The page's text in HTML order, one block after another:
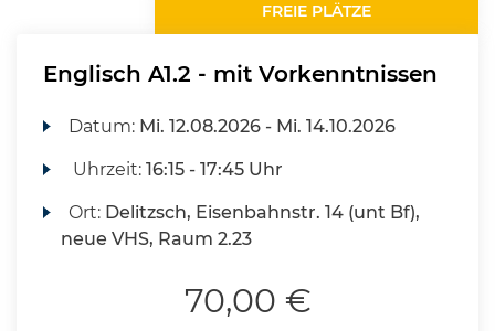
FREIE PLÄTZE
Englisch A1.2 - mit Vorkenntnissen
Datum: Mi. 12.08.2026 - Mi. 14.10.2026
Uhrzeit:16:15 - 17:45 Uhr
Ort: Delitzsch, Eisenbahnstr. 14 (unt Bf),
neue VHS, Raum 2.23
70,00 €